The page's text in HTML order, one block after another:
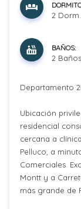
2 Dorm.
BAÑOS:
2 Baños
Departamento
Ubicación
residencial
cercana a
Pelluco, a
Comerciales.
Montt y a
más grande de